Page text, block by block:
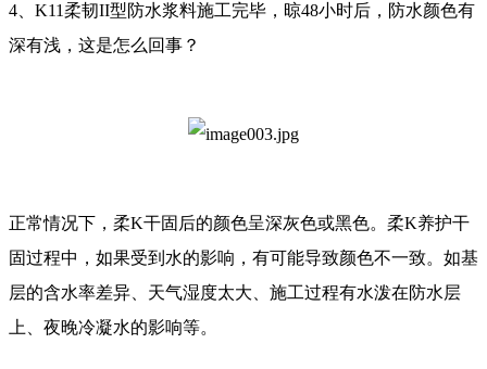
4、K11柔韧II型防水浆料施工完毕，晾48小时后，防水颜色有
深有浅，这是怎么回事？
正常情况下，柔K干固后的颜色呈深灰色或黑色。柔K养护干
固过程中，如果受到水的影响，有可能导致颜色不一致。如基
层的含水率差异、天气湿度太大、施工过程有水泼在防水层
上、夜晚冷凝水的影响等。